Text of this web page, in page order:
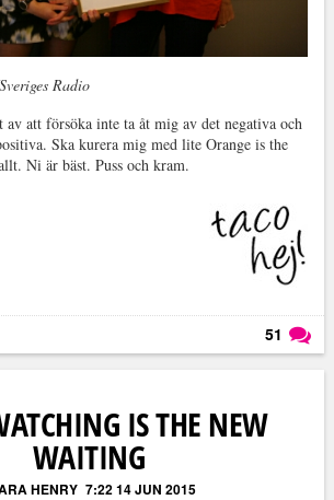
Radio
att försöka inte ta åt mig av det negativa och
Ska kurera mig med lite Orange is the
Ni är bäst. Puss och kram.
51
IS THE NEW
WAITING
HENRY 7:22 14 JUN 2015